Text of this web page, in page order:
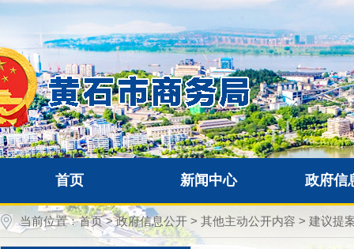
首页 新闻中心 政府信
当前位置：首页>政府信息公开 > 其他主动公开内容 > 建议提